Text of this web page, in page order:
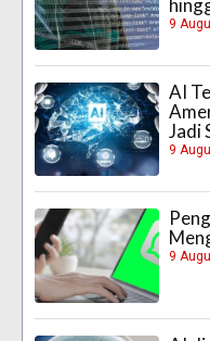
9
AI
Jadi
9
9